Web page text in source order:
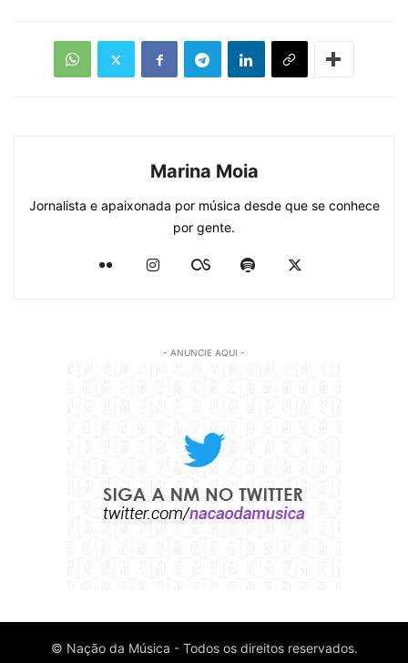
Marina Moia
Jornalista e apaixonada por música desde que se conhece
por gente.
- ANUNCIE AQUI -
© Nação da Música - Todos os direitos reservados.